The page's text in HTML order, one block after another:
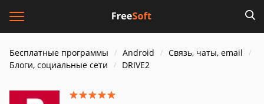
Бесплатные программы Android
Связь, чаты, email
Блоги, социальные сети
DRIVE2